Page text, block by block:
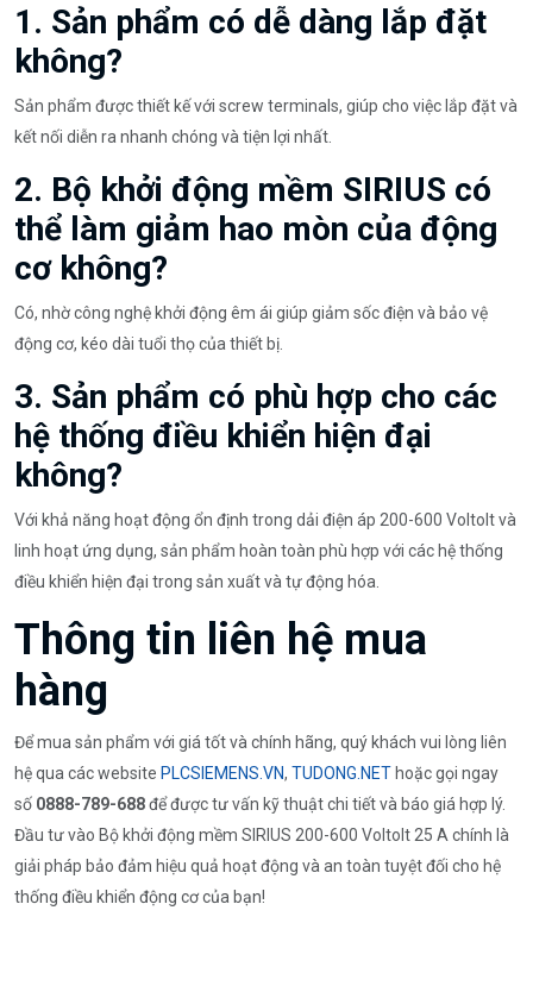
1. Sản phẩm có dễ dàng lắp đặt
không?
Sản phẩm được thiết kế với screw terminals, giúp cho việc lắp đặt và
kết nối diễn ra nhanh chóng và tiện lợi nhất.
2. Bộ khởi động mềm SIRIUS có
thể làm giảm hao mòn của động
cơ không?
Có, nhờ công nghệ khởi động êm ái giúp giảm sốc điện và bảo vệ
động cơ, kéo dài tuổi thọ của thiết bị.
3. Sản phẩm có phù hợp cho các
hệ thống điều khiển hiện đại
không?
Với khả năng hoạt động ổn định trong dải điện áp 200-600 Voltolt và
linh hoạt ứng dụng, sản phẩm hoàn toàn phù hợp với các hệ thống
điều khiển hiện đại trong sản xuất và tự động hóa.
Thông tin liên hệ mua
hàng
Để mua sản phẩm với giá tốt và chính hãng, quý khách vui lòng liên
hệ qua các website PLCSIEMENS.VN, TUDONG.NET hoặc gọi ngay
số 0888-789-688để được tư vấn kỹ thuật chi tiết và báo giá hợp lý.
Đầu tư vào Bộ khởi động mềm SIRIUS 200-600 Voltolt 25 A chính là
giải pháp bảo đảm hiệu quả hoạt động và an toàn tuyệt đối cho hệ
thống điều khiển động cơ của bạn!